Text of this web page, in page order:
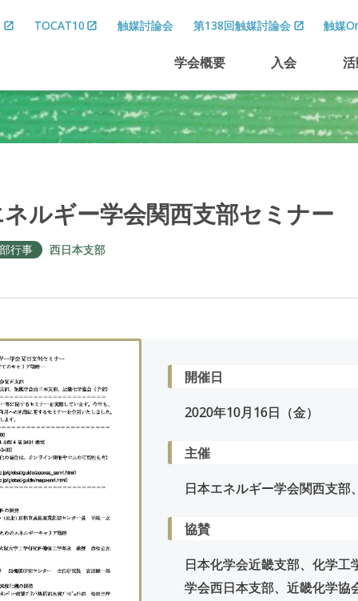
TOCAT10 触媒討論会 第138回触媒討論会 触媒
学会概要 入会
ルギー学会関西支部セミナー
行事 西日本支部
開催日
2020年10月16日（金）
主催
日本エネルギー学会関西支部
協賛
日本化学会近畿支部、化学工
学会西日本支部、近畿化学協